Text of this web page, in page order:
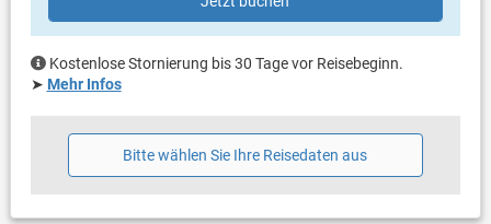
Klimaanlage im Preis inklusive
Bettwäsche vorhanden
Handtücher vorhanden
Waschmaschine in der Unterkunft
Kostenlose Stornierung bis 30 Tage vor Reisebeginn.
➤ Mehr Infos
Bitte wählen Sie Ihre Reisedaten aus